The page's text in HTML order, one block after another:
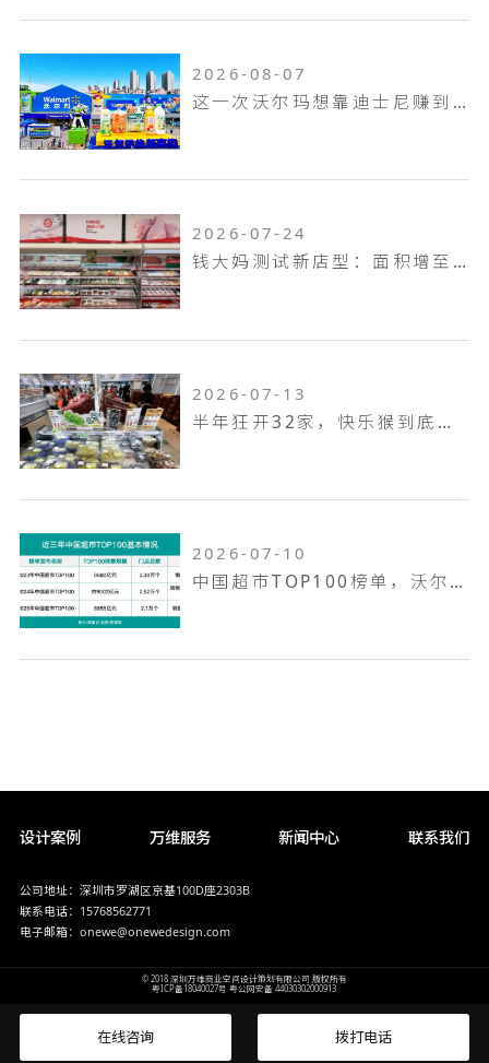
2026-08-07
这一次沃尔玛想靠迪士尼赚到山姆赚不到的钱！
2026-07-24
钱大妈测试新店型：面积增至100平米，扩充熟食烘焙品类，放大自有品牌
2026-07-13
半年狂开32家，快乐猴到底是家什么样的门店
2026-07-10
中国超市TOP100榜单，沃尔玛何以越跑越远
设计案例 万维服务 新闻中心 联系我们
公司地址：深圳市罗湖区京基100D座2303B
联系电话：15768562771
电子邮箱：onewe@onewedesign.com
© 2018 深圳万维商业空间设计策划有限公司 版权所有
粤ICP备18040027号 粤公网安备 44030302000913
在线咨询 拨打电话